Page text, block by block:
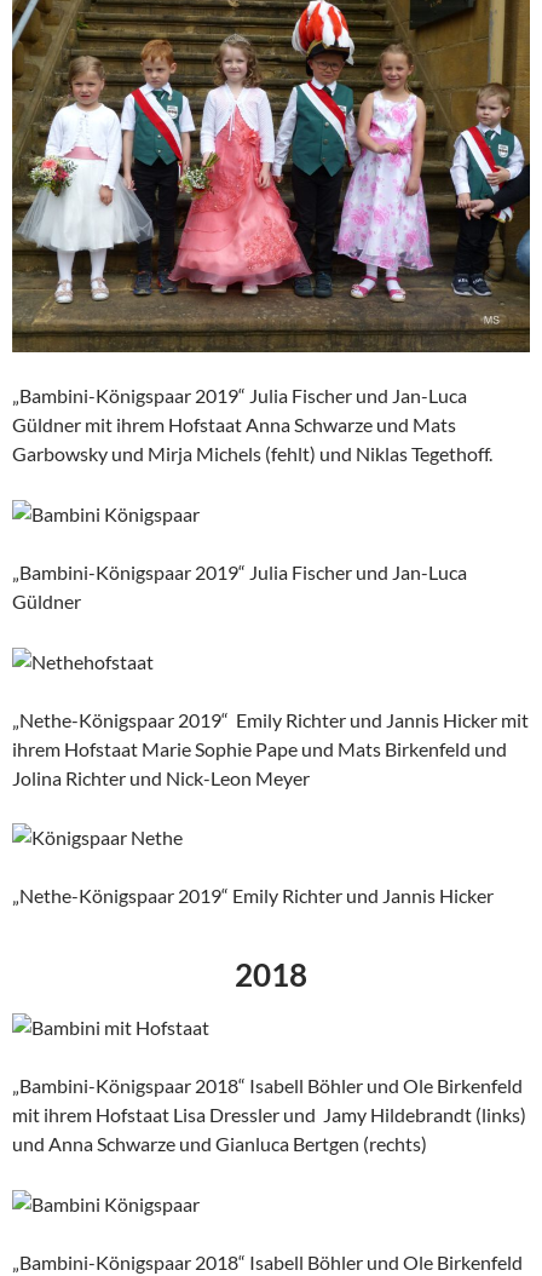
„Bambini-Königspaar 2019“ Julia Fischer und Jan-Luca
Güldner mit ihrem Hofstaat Anna Schwarze und Mats
Garbowsky und Mirja Michels (fehlt) und Niklas Tegethoff.
„Bambini-Königspaar 2019“ Julia Fischer und Jan-Luca
Güldner
„Nethe-Königspaar 2019“ Emily Richter und Jannis Hicker mit
ihrem Hofstaat Marie Sophie Pape und Mats Birkenfeld und
Jolina Richter und Nick-Leon Meyer
„Nethe-Königspaar 2019“ Emily Richter und Jannis Hicker
2018
„Bambini-Königspaar 2018“ Isabell Böhler und Ole Birkenfeld
mit ihrem Hofstaat Lisa Dressler und Jamy Hildebrandt (links)
und Anna Schwarze und Gianluca Bertgen (rechts)
„Bambini-Königspaar 2018“ Isabell Böhler und Ole Birkenfeld